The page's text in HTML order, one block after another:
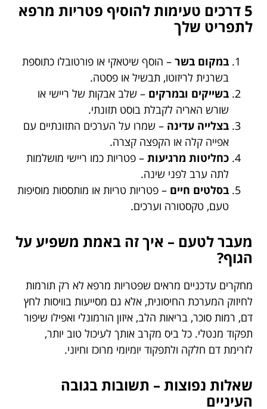
5 דרכים טעימות להוסיף פטריות מרפא
לתפריט שלך
במקום בשר – הוסף שיטאקי או פורטובלו כתוספת
בשרנית לריזוטו, תבשיל או פסטה.
בשייקים ובמרקים – שלב אבקות של ריישי או
שורש האריה לקבלת בוסט תזונתי.
בצלייה עדינה – שמרו על הערכים התזונתיים עם
אפייה קלה או הקפצה קצרה.
כחליטות מרגיעות – פטריות כמו ריישי מושלמות
לתה ערב לפני שינה.
בסלטים חיים – פטריות טריות או מותססות מוסיפות
טעם, טקסטורה וערכים.
מעבר לטעם – איך זה באמת משפיע על
הגוף?
מחקרים עדכניים מראים שפטריות מרפא לא רק תורמות
לחיזוק המערכת החיסונית, אלא גם מסייעות בוויסות לחץ
דם, רמות סוכר, בריאות הלב, איזון הורמונלי ואפילו שיפור
תפקוד מנטלי. כל ביס מקרב אותך לעיכול טוב יותר,
לזרימת דם חלקה ולתפקוד יומיומי מרוכז וחיוני.
שאלות נפוצות – תשובות בגובה
העיניים